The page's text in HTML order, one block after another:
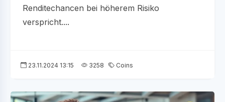
Renditechancen bei höherem Risiko
verspricht....
23.11.2024 13:15 3258 Coins